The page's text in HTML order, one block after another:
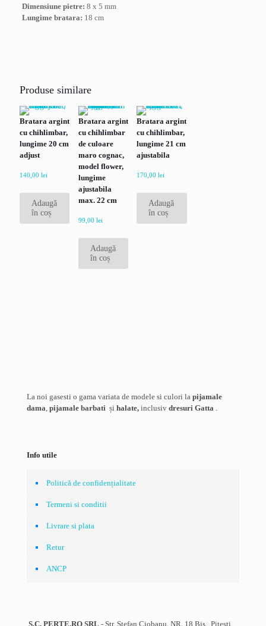
Dimensiune pietre: 8 x 5 mm
Lungime bratara: 18 cm
Fii primul care scrii o recenzie pentru
„Bratara argint cu chihlimbar culoare
cognac, marime 18 cm”
Adresa ta de email nu va fi publicată.
Câmpurile obligatorii sunt
marcate cu
Recenzia ta
Produse similare
Bratara argint
cu chihlimbar,
lungime 20 cm
adjust
140,00 lei
Adaugă
în coș
Bratara argint
cu chihlimbar
de culoare
maro cognac,
model flower,
lungime
ajustabila
max. 22 cm
99,00 lei
Adaugă
în coș
Bratara argint
cu chihlimbar,
lungime 21 cm
ajustabila
170,00lei
Adaugă
în coș
La noi gasesti o gama variata de modele si culori la pijamale
dama, pijamale barbati și halate, inclusiv dresuri Gatta .
Info utile
Politică de confidențialitate
Termeni si conditii
Livrare si plata
Retur
ANCP
S.C. PERTE.RO SRL - Str. Stefan Ciobanu, NR. 18 Bis, Pitesti